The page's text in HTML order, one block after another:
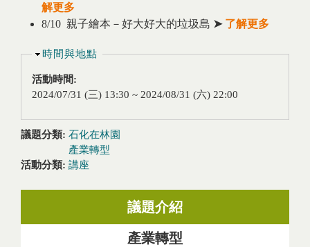
解更多
8/10 親子繪本－好大好大的垃圾島 ➤ 了解更多
隱藏
時間與地點
活動時間:
2024/07/31 (三) 13:30 ~ 2024/08/31 (六) 22:00
議題分類: 石化在林園
產業轉型
活動分類: 講座
議題介紹
產業轉型